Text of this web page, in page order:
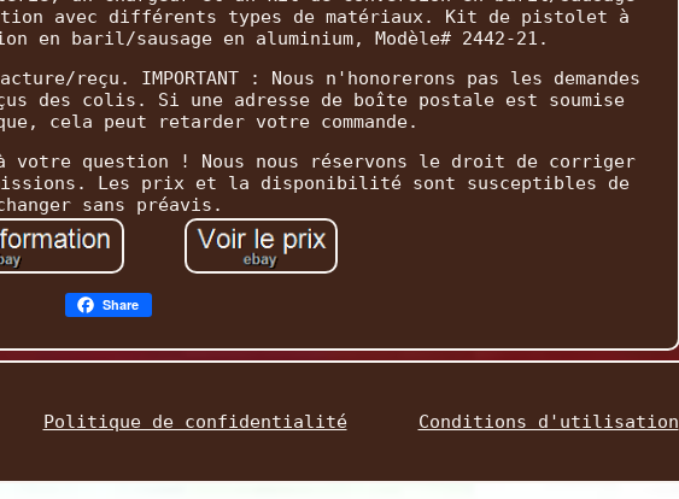
avec différents types de matériaux. Kit de pistolet à
en baril/sausage en aluminium, Modèle# 2442-21.
reçu. IMPORTANT : Nous n'honorerons pas les demandes
des colis. Si une adresse de boîte postale est soumise
cela peut retarder votre commande.
à votre question ! Nous nous réservons le droit de corriger
Les prix et la disponibilité sont susceptibles de
sans préavis.
Share
Politique de confidentialité Conditions d'utilisation